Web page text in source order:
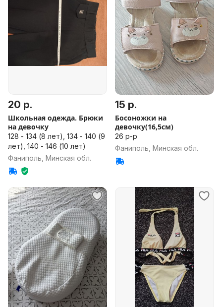
20 р.
Школьная одежда. Брюки
на девочку
128 - 134 (8 лет), 134 - 140 (9
лет), 140 - 146 (10 лет)
Фаниполь, Минская обл.
15 р.
Босоножки на
девочку(16,5см)
26 р-р
Фаниполь, Минская обл.